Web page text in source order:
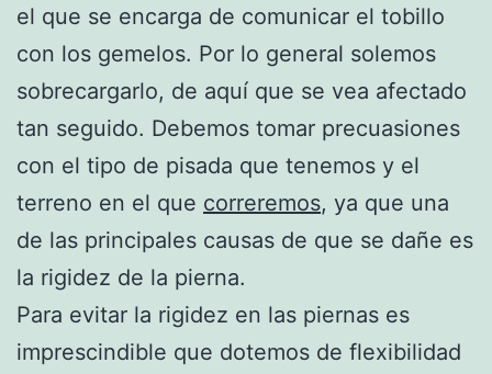
el que se encarga de comunicar el tobillo
con los gemelos. Por lo general solemos
sobrecargarlo, de aquí que se vea afectado
tan seguido. Debemos tomar precuasiones
con el tipo de pisada que tenemos y el
terreno en el que correremos, ya que una
de las principales causas de que se dañe es
la rigidez de la pierna.
Para evitar la rigidez en las piernas es
imprescindible que dotemos de flexibilidad